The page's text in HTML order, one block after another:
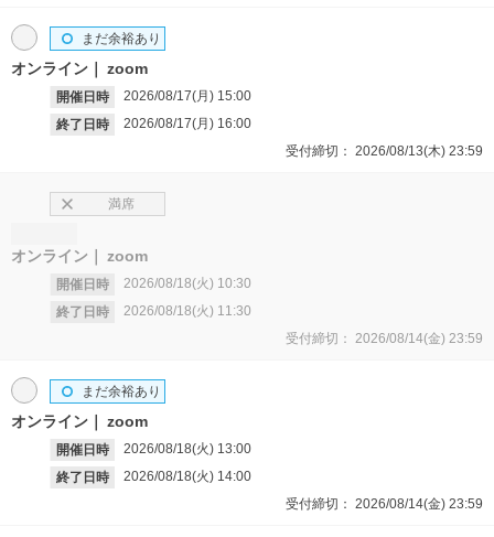
オンライン zoom
開催日時 2026/08/17(月) 15:00
終了日時
2026/08/17(月) 16:00
まだ余裕あり
受付締切： 2026/08/13(木) 23:59
オンライン zoom
開催日時 2026/08/18(火) 10:30
終了日時
2026/08/18(火) 11:30
満席
受付締切： 2026/08/14(金) 23:59
オンライン zoom
開催日時 2026/08/18(火) 13:00
終了日時
2026/08/18(火) 14:00
まだ余裕あり
受付締切： 2026/08/14(金) 23:59